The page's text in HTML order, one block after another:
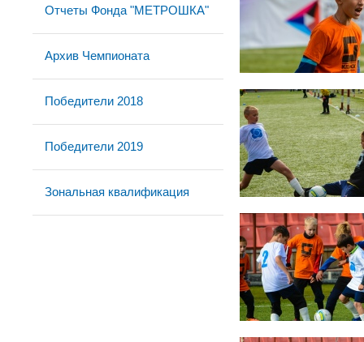
Отчеты Фонда "МЕТРОШКА"
Архив Чемпионата
Победители 2018
Победители 2019
Зональная квалификация